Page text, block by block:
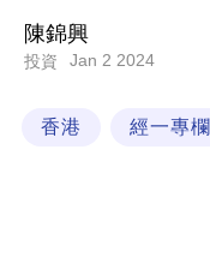
業
陳錦興
投資 Jan 2 2024
香港 經一專欄